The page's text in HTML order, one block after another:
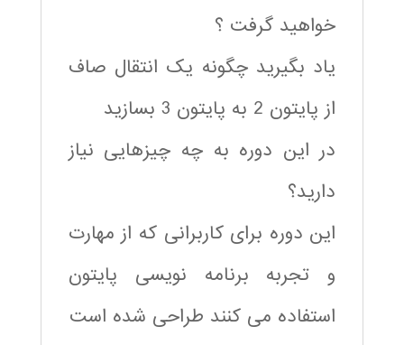
خواهید گرفت ؟
یاد بگیرید چگونه یک انتقال صاف
از پایتون 2 به پایتون 3 بسازید
در این دوره به چه چیزهایی نیاز
دارید؟
این دوره برای کاربرانی که از مهارت
و تجربه برنامه نویسی پایتون
استفاده می کنند طراحی شده است